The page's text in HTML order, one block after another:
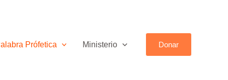
Prófetica Ministerio Donar